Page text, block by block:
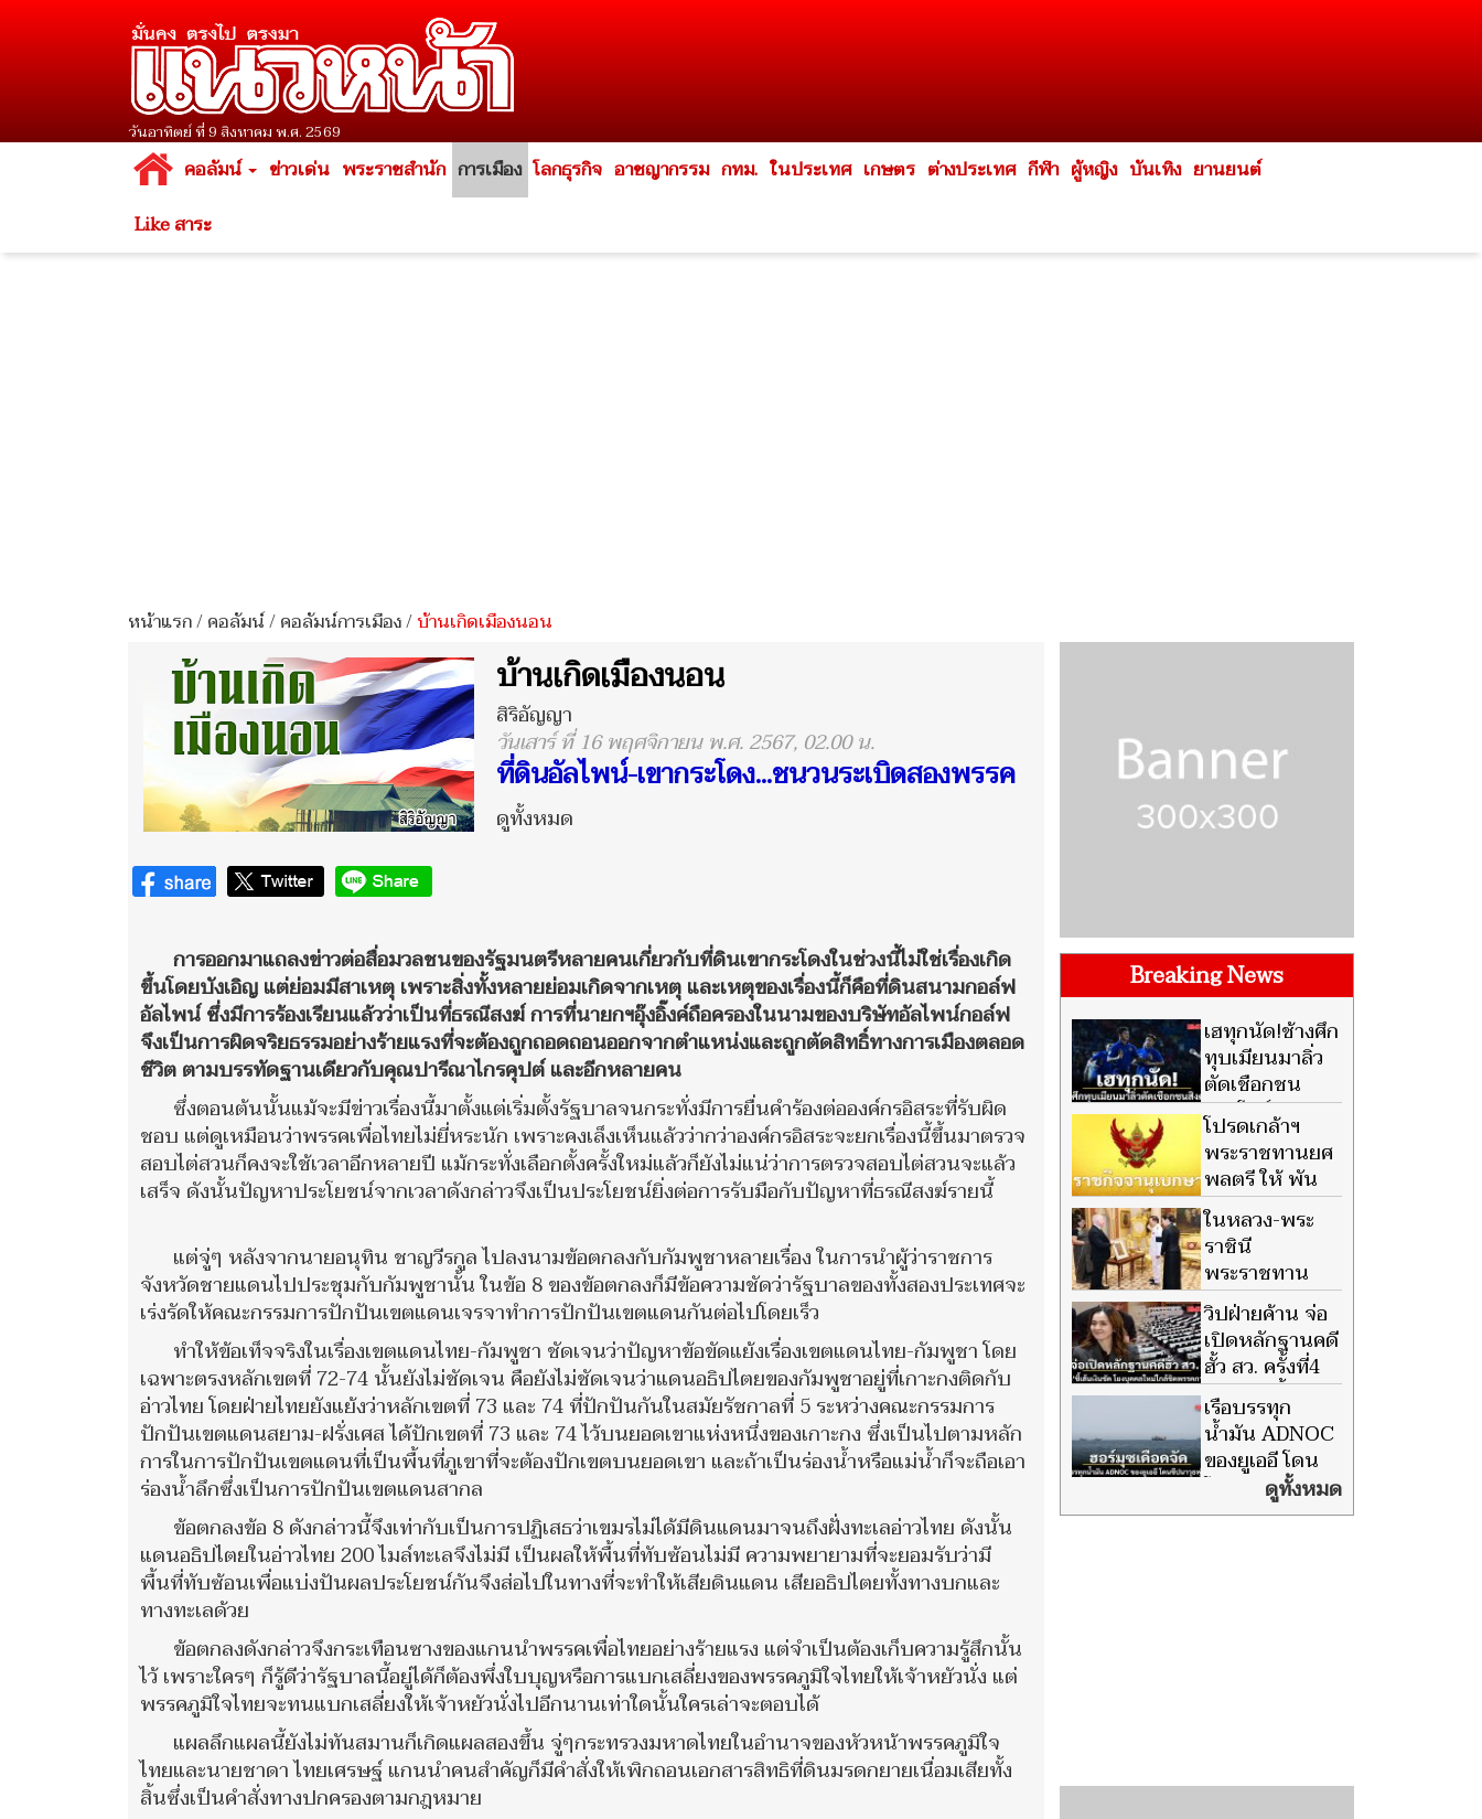
วันอาทิตย์ ที่ 9 สิงหาคม พ.ศ. 2569
คอลัมน์ ข่าวเด่น พระราชสำนัก การเมือง โลกธุรกิจ อาชญากรรม กทม. ในประเทศ เกษตร ต่างประเทศ กีฬา ผู้หญิง บันเทิง ยานยนต์
Like สาระ
หน้าแรก/คอลัมน์/คอลัมน์การเมือง/บ้านเกิดเมืองนอน
บ้านเกิดเมืองนอน
สิริอัญญา
วันเสาร์ ที่ 16 พฤศจิกายน พ.ศ. 2567, 02.00 น.
ที่ดินอัลไพน์-เขากระโดง...ชนวนระเบิดสองพรรค
ดูทั้งหมด
การออกมาแถลงข่าวต่อสื่อมวลชนของรัฐมนตรีหลายคนเกี่ยวกับที่ดินเขากระโดงในช่วงนี้ไม่ใช่เรื่องเกิด
ขึ้นโดยบังเอิญ แต่ย่อมมีสาเหตุ เพราะสิ่งทั้งหลายย่อมเกิดจากเหตุ และเหตุของเรื่องนี้ก็คือที่ดินสนามกอล์ฟ
อัลไพน์ ซึ่งมีการร้องเรียนแล้วว่าเป็นที่ธรณีสงฆ์ การที่นายกฯอุ๊งอิ๊งค์ถือครองในนามของบริษัทอัลไพน์กอล์ฟ
จึงเป็นการผิดจริยธรรมอย่างร้ายแรงที่จะต้องถูกถอดถอนออกจากตำแหน่งและถูกตัดสิทธิ์ทางการเมืองตลอด
ชีวิต ตามบรรทัดฐานเดียวกับคุณปารีณาไกรคุปต์ และอีกหลายคน
ซึ่งตอนต้นนั้นแม้จะมีข่าวเรื่องนี้มาตั้งแต่เริ่มตั้งรัฐบาลจนกระทั่งมีการยื่นคำร้องต่อองค์กรอิสระที่รับผิด
ชอบ แต่ดูเหมือนว่าพรรคเพื่อไทยไม่ยี่หระนัก เพราะคงเล็งเห็นแล้วว่ากว่าองค์กรอิสระจะยกเรื่องนี้ขึ้นมาตรวจ
สอบไต่สวนก็คงจะใช้เวลาอีกหลายปี แม้กระทั่งเลือกตั้งครั้งใหม่แล้วก็ยังไม่แน่ว่าการตรวจสอบไต่สวนจะแล้ว
เสร็จ ดังนั้นปัญหาประโยชน์จากเวลาดังกล่าวจึงเป็นประโยชน์ยิ่งต่อการรับมือกับปัญหาที่ธรณีสงฆ์รายนี้
แต่จู่ๆ หลังจากนายอนุทิน ชาญวีรกูล ไปลงนามข้อตกลงกับกัมพูชาหลายเรื่อง ในการนำผู้ว่าราชการ
จังหวัดชายแดนไปประชุมกับกัมพูชานั้น ในข้อ 8 ของข้อตกลงก็มีข้อความชัดว่ารัฐบาลของทั้งสองประเทศจะ
เร่งรัดให้คณะกรรมการปักปันเขตแดนเจรจาทำการปักปันเขตแดนกันต่อไปโดยเร็ว
ทำให้ข้อเท็จจริงในเรื่องเขตแดนไทย-กัมพูชา ชัดเจนว่าปัญหาข้อขัดแย้งเรื่องเขตแดนไทย-กัมพูชา โดย
เฉพาะตรงหลักเขตที่ 72-74 นั้นยังไม่ชัดเจน คือยังไม่ชัดเจนว่าแดนอธิปไตยของกัมพูชาอยู่ที่เกาะกงติดกับ
อ่าวไทย โดยฝ่ายไทยยังแย้งว่าหลักเขตที่ 73 และ 74 ที่ปักปันกันในสมัยรัชกาลที่ 5 ระหว่างคณะกรรมการ
ปักปันเขตแดนสยาม-ฝรั่งเศส ได้ปักเขตที่ 73 และ 74 ไว้บนยอดเขาแห่งหนึ่งของเกาะกง ซึ่งเป็นไปตามหลัก
การในการปักปันเขตแดนที่เป็นพื้นที่ภูเขาที่จะต้องปักเขตบนยอดเขา และถ้าเป็นร่องน้ำหรือแม่น้ำก็จะถือเอา
ร่องน้ำลึกซึ่งเป็นการปักปันเขตแดนสากล
ข้อตกลงข้อ 8 ดังกล่าวนี้จึงเท่ากับเป็นการปฏิเสธว่าเขมรไม่ได้มีดินแดนมาจนถึงฝั่งทะเลอ่าวไทย ดังนั้น
แดนอธิปไตยในอ่าวไทย 200 ไมล์ทะเลจึงไม่มี เป็นผลให้พื้นที่ทับซ้อนไม่มี ความพยายามที่จะยอมรับว่ามี
พื้นที่ทับซ้อนเพื่อแบ่งปันผลประโยชน์กันจึงส่อไปในทางที่จะทำให้เสียดินแดน เสียอธิปไตยทั้งทางบกและ
ทางทะเลด้วย
ข้อตกลงดังกล่าวจึงกระเทือนซางของแกนนำพรรคเพื่อไทยอย่างร้ายแรง แต่จำเป็นต้องเก็บความรู้สึกนั้น
ไว้ เพราะใครๆ ก็รู้ดีว่ารัฐบาลนี้อยู่ได้ก็ต้องพึ่งใบบุญหรือการแบกเสลี่ยงของพรรคภูมิใจไทยให้เจ้าหยัวนั่ง แต่
พรรคภูมิใจไทยจะทนแบกเสลี่ยงให้เจ้าหยัวนั่งไปอีกนานเท่าใดนั้นใครเล่าจะตอบได้
แผลลึกแผลนี้ยังไม่ทันสมานก็เกิดแผลสองขึ้น จู่ๆกระทรวงมหาดไทยในอำนาจของหัวหน้าพรรคภูมิใจ
ไทยและนายชาดา ไทยเศรษฐ์ แกนนำคนสำคัญก็มีคำสั่งให้เพิกถอนเอกสารสิทธิที่ดินมรดกยายเนื่อมเสียทั้ง
สิ้นซึ่งเป็นคำสั่งทางปกครองตามกฎหมาย
Breaking News
เฮทุกนัด!ช้างศึก
ทุบเมียนมาลิ่ว
ตัดเชือกชน
สิงคโปร์
โปรดเกล้าฯ
พระราชทานยศ
พลตรี ให้ พัน
เอก สุภัทร ชูติ
นันทน์ ในหลวง-พระ
ราชินี
พระราชทาน
พระบรมราช
วโรกาสให้ ทูตต่างประเทศประจำ
ประเทศไทย เฝ้าฯ
วิปฝ่ายค้าน จ่อ
เปิดหลักฐานคดี
ฮั้ว สว. ครั้งที่4
'พนิดา' ชี้เส้น
เงินชัด โยงบุคคลใหม่ใกล้ชิด
พรรคการเมือง
เรือบรรทุก
น้ำมัน ADNOC
ของยูเออี โดน
โจมตีขณะแล่น
ผ่านช่องแคบฮอร์มุซ พุุ่งเป้าฝีมือ
ดูทั้งหมด